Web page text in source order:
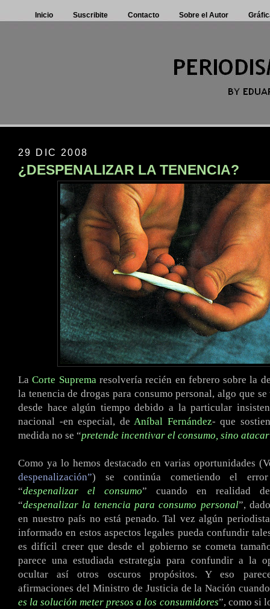
Inicio Suscribite Contacto Sobre el Autor
29 DIC 2008
¿DESPENALIZAR LA TENENCIA?
LaCorte Supremaresolvería recién en febrero sobre la
la tenencia de drogas para consumo personal, algo que
desde hace algún tiempo debido a la particular
nacional -en especial, de Aníbal Fernández- que
medida no se “pretende incentivar el consumo, sino
Como ya lo hemos destacado en varias oportunidades
despenalización”) se continúa cometiendo el
“despenalizar el consumo” cuando en realidad
“despenalizar la tenencia para consumo personal”,
en nuestro país no está penado. Tal vez algún
informado en estos aspectos legales pueda confundir
es difícil creer que desde el gobierno se cometa
parece una estudiada estrategia para confundir a la
ocultar así otros oscuros propósitos. Y eso
afirmaciones del Ministro de Justicia de la Nación
es la solución meter presos a los consumidores”, como si